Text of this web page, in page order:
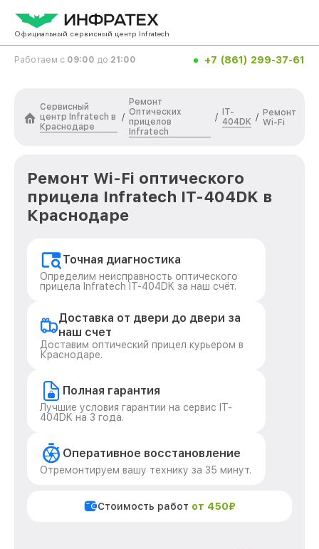
Официальный сервисный центр Infratech
Работаем с 09:00 до 21:00 +7 (861) 299-37-61
Сервисный
центр Infratech в
Краснодаре
/
Ремонт
Оптических
прицелов
Infratech
/
IT-
404DK / Ремонт
Wi-Fi
Ремонт Wi-Fi оптического
прицела Infratech IT-404DK в
Краснодаре
Точная диагностика
Определим неисправность оптического
прицела Infratech IT-404DK за наш счёт.
Доставка от двери до двери за
наш счет
Доставим оптический прицел курьером в
Краснодаре.
Полная гарантия
Лучшие условия гарантии на сервис IT-
404DK на 3 года.
Оперативное восстановление
Отремонтируем вашу технику за 35 минут.
Стоимость работ от 450₽